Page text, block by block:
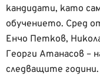
кандидати, като
обучението. Сред
Енчо Петков,
Георги Атанасов –
следващите години.